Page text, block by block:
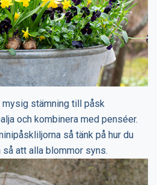
mysig stämning till påsk
och kombinera med penséer.
så tänk på hur du
att alla blommor syns.